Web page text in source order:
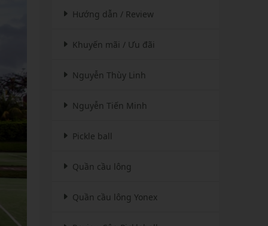
Hướng dẫn / Review
Khuyến mãi / Ưu đãi
Nguyễn Thùy Linh
Nguyễn Tiến Minh
Pickle ball
Quần cầu lông
Quần cầu lông Yonex